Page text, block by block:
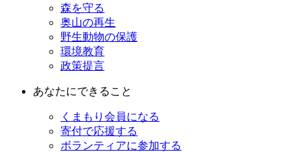
森を守る
奥山の再生
野生動物の保護
環境教育
政策提言
あなたにできること
くまもり会員になる
寄付で応援する
ボランティアに参加する